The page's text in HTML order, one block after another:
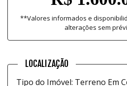
**Valores informados e
alterações sem
LOCALIZAÇÃO
Tipo do Imóvel: Terreno Em